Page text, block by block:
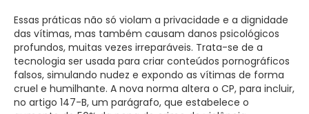
Essas práticas não só violam a privacidade e a dignidade
das vítimas, mas também causam danos psicológicos
profundos, muitas vezes irreparáveis. Trata-se de a
tecnologia ser usada para criar conteúdos pornográficos
falsos, simulando nudez e expondo as vítimas de forma
cruel e humilhante. A nova norma altera o CP, para incluir,
no artigo 147-B, um parágrafo, que estabelece o